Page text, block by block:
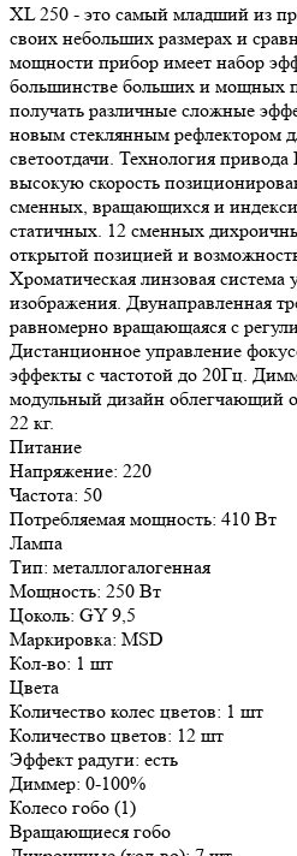
XL 250 - это самый младший из
своих небольших размерах и
мощности прибор имеет набор
большинстве больших и мощных
получать различные сложные
новым стеклянным рефлектором
светоотдачи. Технология
высокую скорость
сменных, вращающихся и
статичных. 12 сменных
открытой позицией и
Хроматическая линзовая система
изображения. Двунаправленная
равномерно вращающаяся с
Дистанционное управление
эффекты с частотой до 20Гц.
модульный дизайн облегчающий
22 кг.
Питание
Напряжение: 220
Частота: 50
Потребляемая мощность: 410 Вт
Лампа
Тип: металлогалогенная
Мощность: 250 Вт
Цоколь: GY 9,5
Маркировка: MSD
Кол-во: 1 шт
Цвета
Количество колес цветов: 1 шт
Количество цветов: 12 шт
Эффект радуги: есть
Диммер: 0-100%
Колесо гобо (1)
Вращающиеся гобо